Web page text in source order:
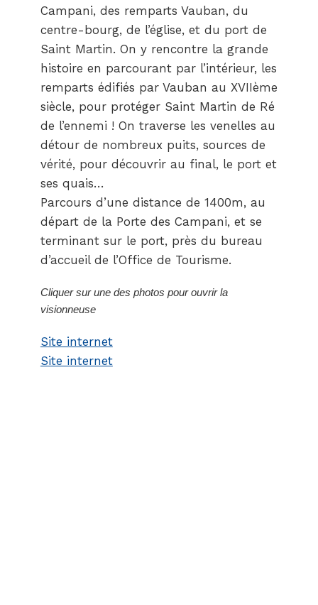
Campani, des remparts Vauban, du
centre-bourg, de l’église, et du port de
Saint Martin. On y rencontre la grande
histoire en parcourant par l’intérieur, les
remparts édifiés par Vauban au XVIIème
siècle, pour protéger Saint Martin de Ré
de l’ennemi ! On traverse les venelles au
détour de nombreux puits, sources de
vérité, pour découvrir au final, le port et
ses quais…
Parcours d’une distance de 1400m, au
départ de la Porte des Campani, et se
terminant sur le port, près du bureau
d’accueil de l’Office de Tourisme.
Cliquer sur une des photos pour ouvrir la
visionneuse
Site internet
Site internet